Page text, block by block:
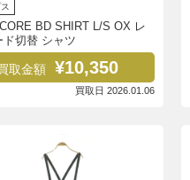
BD SHIRT L/S OX レ
ド切替 シャツ
取金額 ¥10,350
買取日 2026.01.06